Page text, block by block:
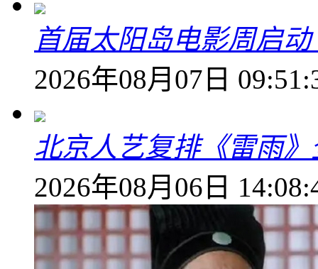
首届太阳岛电影周启
2026年08月07日
北京人艺复排《雷雨》
2026年08月06日